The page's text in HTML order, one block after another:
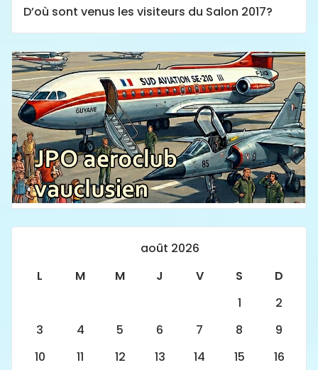
D’où sont venus les visiteurs du Salon 2017?
août 2026
L
M M J V S
D
1
2
3
4 5 6 7 8
9
10
11 12 13 14 15
16